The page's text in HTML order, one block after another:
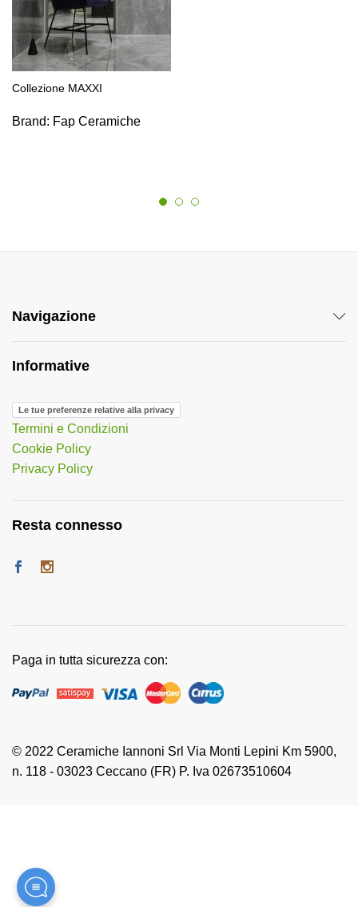
Collezione MAXXI
Brand: Fap Ceramiche
Navigazione
Informative
Le tue preferenze relative alla privacy
Termini e Condizioni
Cookie Policy
Privacy Policy
Resta connesso
© 2022 Ceramiche Iannoni Srl Via Monti Lepini Km 5900,
n. 118 - 03023 Ceccano (FR) P. Iva 02673510604
Paga in tutta sicurezza con: